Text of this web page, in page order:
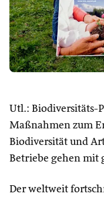
Utl.: Biodiversitäts-
Maßnahmen zum
Biodiversität und
Betriebe gehen mit
Der weltweit